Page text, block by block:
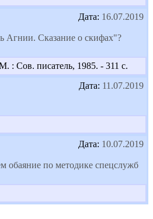
Дата: 16.07.2019
Агнии. Сказание о скифах"?
: Сов. писатель, 1985. - 311 с.
Дата: 11.07.2019
Дата: 10.07.2019
обаяние по методике спецслужб